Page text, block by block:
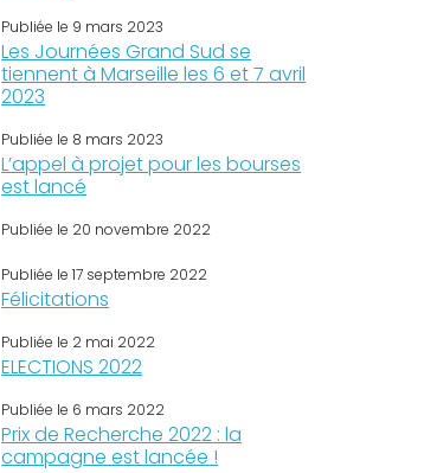
Publiée le 9 mars 2023
Les Journées Grand Sud se
tiennent à Marseille les 6 et 7 avril
2023
Publiée le 8 mars 2023
L’appel à projet pour les bourses
est lancé
Publiée le 20 novembre 2022
Publiée le 17 septembre 2022
Félicitations
Publiée le 2 mai 2022
ELECTIONS 2022
Publiée le 6 mars 2022
Prix de Recherche 2022 : la
campagne est lancée !